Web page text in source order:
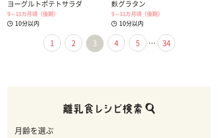
ヨーグルトポテトサラダ
9～11カ月頃（後期）
10分以内
麩グラタン
9～11カ月頃（後期）
10分以内
1 2 3 4 5 … 34
月齢を選ぶ